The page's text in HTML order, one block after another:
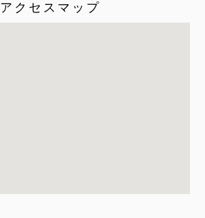
アクセスマップ